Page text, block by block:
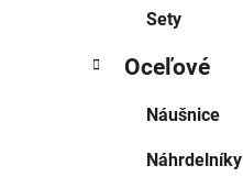
Sety
Oceľové
Náušnice
Náhrdelníky